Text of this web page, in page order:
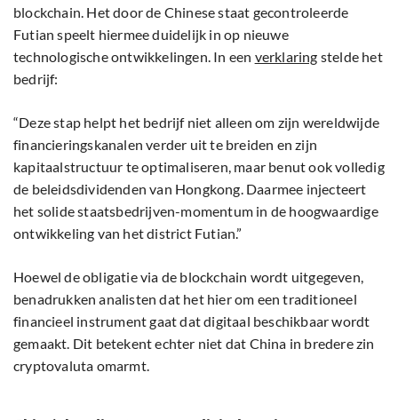
blockchain. Het door de Chinese staat gecontroleerde
Futian speelt hiermee duidelijk in op nieuwe
technologische ontwikkelingen. In een verklaring stelde het
bedrijf:
“Deze stap helpt het bedrijf niet alleen om zijn wereldwijde
financieringskanalen verder uit te breiden en zijn
kapitaalstructuur te optimaliseren, maar benut ook volledig
de beleidsdividenden van Hongkong. Daarmee injecteert
het solide staatsbedrijven-momentum in de hoogwaardige
ontwikkeling van het district Futian.”
Hoewel de obligatie via de blockchain wordt uitgegeven,
benadrukken analisten dat het hier om een traditioneel
financieel instrument gaat dat digitaal beschikbaar wordt
gemaakt. Dit betekent echter niet dat China in bredere zin
cryptovaluta omarmt.